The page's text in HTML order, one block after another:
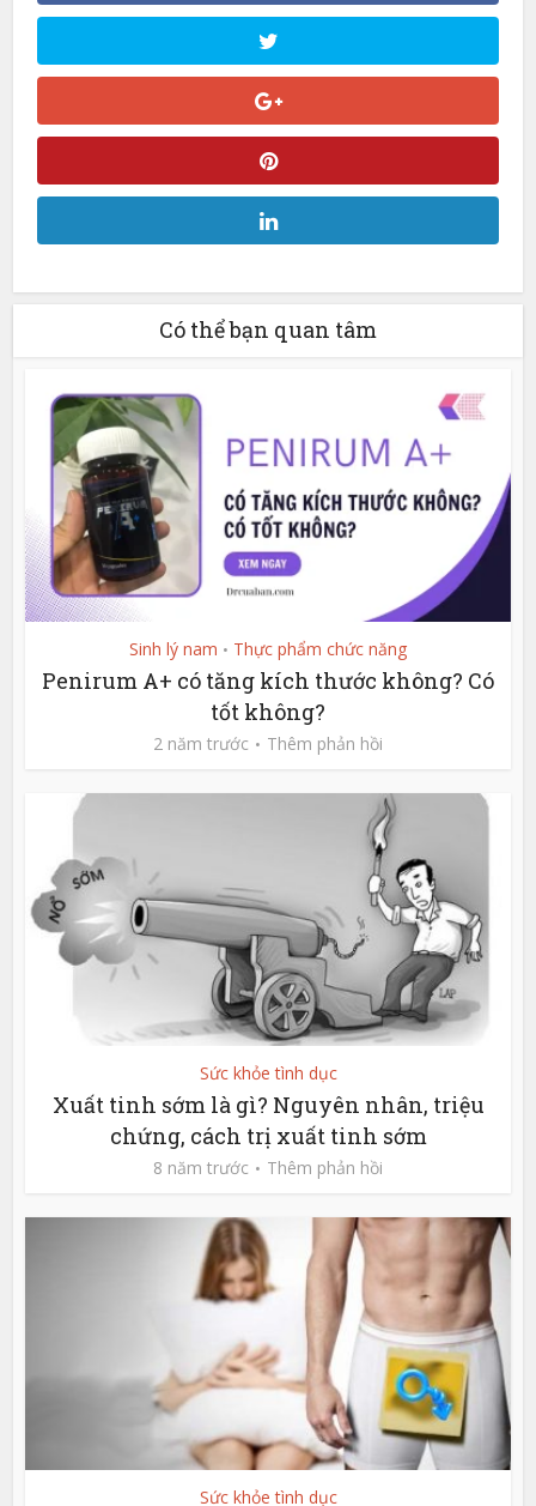
Có thể bạn quan tâm
Sinh lý nam • Thực phẩm chức năng
Penirum A+ có tăng kích thước không? Có
tốt không?
2 năm trước Thêm phản hồi
Sức khỏe tình dục
Xuất tinh sớm là gì? Nguyên nhân, triệu
chứng, cách trị xuất tinh sớm
8 năm trước Thêm phản hồi
Sức khỏe tình dục